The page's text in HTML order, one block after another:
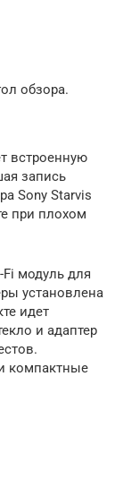
обзора.
встроенную
запись
Sony Starvis
при плохом
модуль для
установлена
идет
и адаптер
компактные